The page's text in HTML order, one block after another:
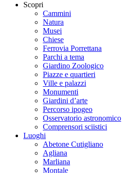
Scopri
Cammini
Natura
Musei
Chiese
Ferrovia Porrettana
Parchi a tema
Giardino Zoologico
Piazze e quartieri
Ville e palazzi
Monumenti
Giardini d’arte
Percorso ipogeo
Osservatorio astronomico
Comprensori sciistici
Luoghi
Abetone Cutigliano
Agliana
Marliana
Montale